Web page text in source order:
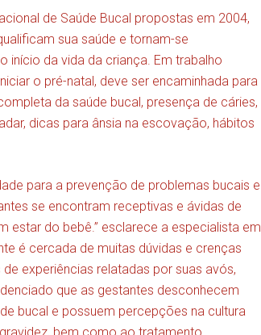
de Saúde Bucal propostas em 2004,
sua saúde e tornam-se
início da vida da criança. Em trabalho
o pré-natal, deve ser encaminhada para
da saúde bucal, presença de cáries,
dicas para ânsia na escovação, hábitos
para a prevenção de problemas bucais e
se encontram receptivas e ávidas de
estar do bebê.” esclarece a especialista em
é cercada de muitas dúvidas e crenças
experiências relatadas por suas avós,
que as gestantes desconhecem
bucal e possuem percepções na cultura